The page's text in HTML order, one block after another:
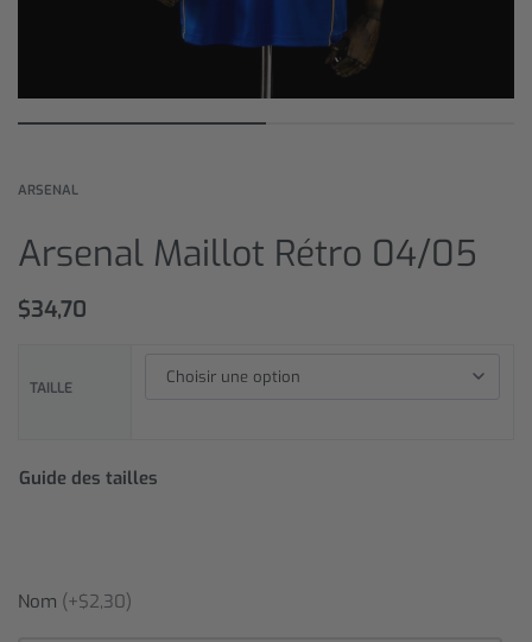
ARSENAL
Arsenal Maillot Rétro 04/05
$34,70
TAILLE
Guide des tailles
Nom (+$2,30)